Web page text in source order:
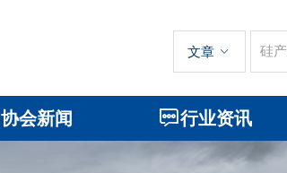
文章 ꀁ
协会新闻 ꁳ行业资讯